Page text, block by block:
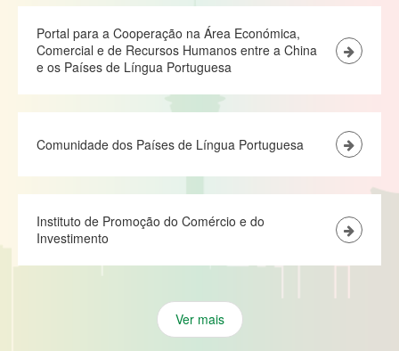
Portal para a Cooperação na Área Económica,
Comercial e de Recursos Humanos entre a China
e os Países de Língua Portuguesa
Comunidade dos Países de Língua Portuguesa
Instituto de Promoção do Comércio e do
Investimento
Ver mais